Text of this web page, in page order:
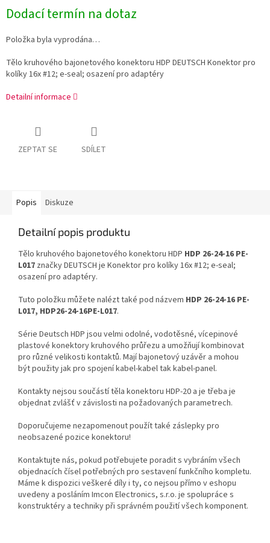
cena:
Dodací termín na dotaz
Položka byla vyprodána…
Tělo kruhového bajonetového konektoru HDP DEUTSCH Konektor pro
kolíky 16x #12; e-seal; osazení pro adaptéry
Detailní informace
ZEPTAT SE SDÍLET
Popis Diskuze
Detailní popis produktu
Tělo kruhového bajonetového konektoru HDP HDP 26-24-16 PE-
L017 značky DEUTSCH je Konektor pro kolíky 16x #12; e-seal;
osazení pro adaptéry.
Tuto položku můžete nalézt také pod názvem HDP 26-24-16 PE-
L017, HDP26-24-16PE-L017.
Série Deutsch HDP jsou velmi odolné, vodotěsné, vícepinové
plastové konektory kruhového průřezu a umožňují kombinovat
pro různé velikosti kontaktů. Mají bajonetový uzávěr a mohou
být použity jak pro spojení kabel-kabel tak kabel-panel.
Kontakty nejsou součástí těla konektoru HDP-20 a je třeba je
objednat zvlášť v závislosti na požadovaných parametrech.
Doporučujeme nezapomenout použít také záslepky pro
neobsazené pozice konektoru!
Kontaktujte nás, pokud potřebujete poradit s vybráním všech
objednacích čísel potřebných pro sestavení funkčního kompletu.
Máme k dispozici veškeré díly i ty, co nejsou přímo v eshopu
uvedeny a posláním Imcon Electronics, s.r.o. je spolupráce s
konstruktéry a techniky při správném použití všech komponent.